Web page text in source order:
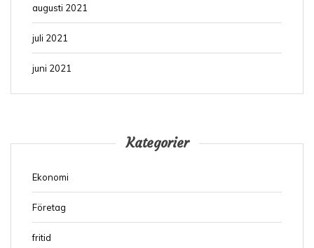
augusti 2021
juli 2021
juni 2021
Kategorier
Ekonomi
Företag
fritid